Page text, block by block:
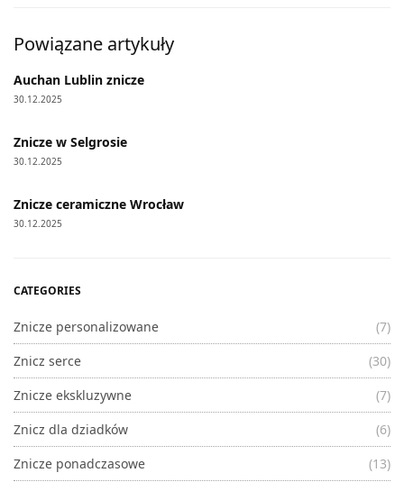
Powiązane artykuły
Auchan Lublin znicze
30.12.2025
Znicze w Selgrosie
30.12.2025
Znicze ceramiczne Wrocław
30.12.2025
CATEGORIES
Znicze personalizowane
(7)
Znicz serce
(30)
Znicze ekskluzywne
(7)
Znicz dla dziadków
(6)
Znicze ponadczasowe
(13)